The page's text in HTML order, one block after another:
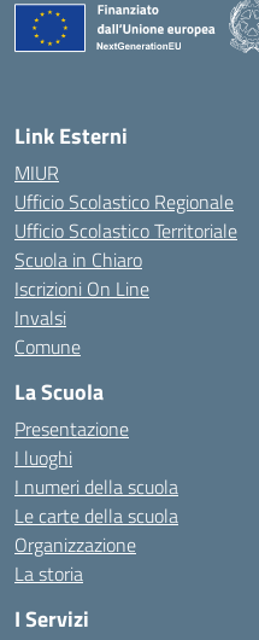
Link Esterni
MIUR
Ufficio Scolastico Regionale
Ufficio Scolastico Territoriale
Scuola in Chiaro
Iscrizioni On Line
Invalsi
Comune
La Scuola
Presentazione
I luoghi
I numeri della scuola
Le carte della scuola
Organizzazione
La storia
I Servizi